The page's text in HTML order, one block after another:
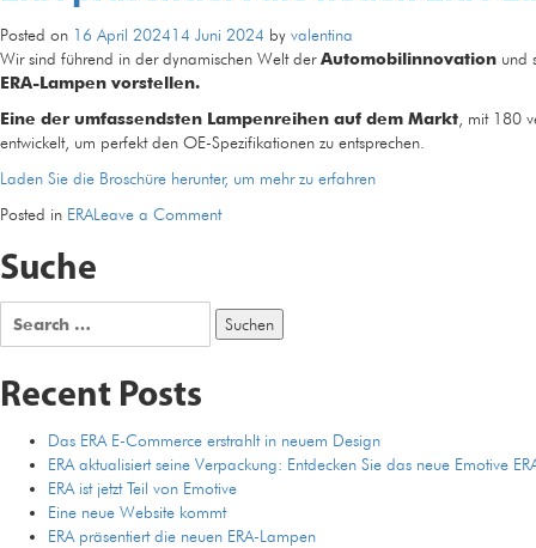
Website
kommt
Posted on 16 April 202414 Juni 2024 by valentina
Wir sind führend in der dynamischen Welt derAutomobilinnovation und
ERA-Lampen vorstellen.
Eine der umfassendsten Lampenreihen auf dem Markt , mit 180
entwickelt, um perfekt den OE-Spezifikationen zu entsprechen.
Laden Sie die Broschüre herunter, um mehr zu erfahren
Posted in ERALeave a Commenton
neuen
ERA-
Suche
for:
Recent Posts
Das ERA E-Commerce erstrahlt in neuem Design
ERA aktualisiert seine Verpackung: Entdecken Sie das neue Emotive
ERA ist jetzt Teil von Emotive
Eine neue Website kommt
ERA präsentiert die neuen ERA-Lampen